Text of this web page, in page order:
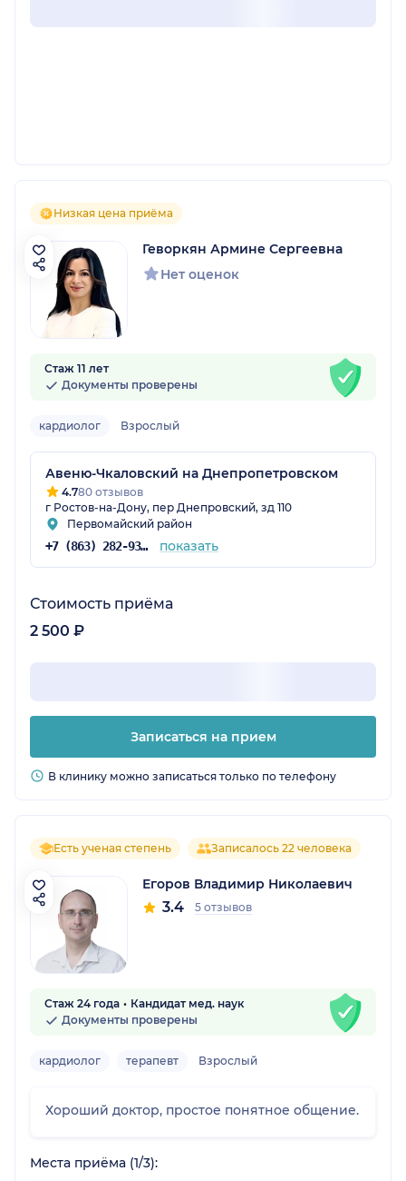
Низкая цена приёма
Геворкян Армине Сергеевна
Нет оценок
Стаж 11 лет
Документы проверены
кардиолог Взрослый
Авеню-Чкаловский на Днепропетровском
4.780 отзывов
г Ростов-на-Дону, пер Днепровский, зд 110
Первомайский район
+7 (863) 282-93-77 показать
Стоимость приёма
2 500 ₽
Записаться на прием
В клинику можно записаться только по телефону
Есть ученая степень Записалось 22 человека
Егоров Владимир Николаевич
3.4 5 отзывов
Стаж 24 года
Кандидат мед. наук
Документы проверены
кардиолог терапевт Взрослый
Хороший доктор, простое понятное общение.
Места приёма (1/3):